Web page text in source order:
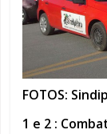
FOTOS:
1 e 2 :